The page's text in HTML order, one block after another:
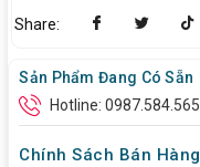
Share:
Sản Phẩm Đang Có Sẵn
Hotline: 0987.584.565
Chính Sách Bán Hàng